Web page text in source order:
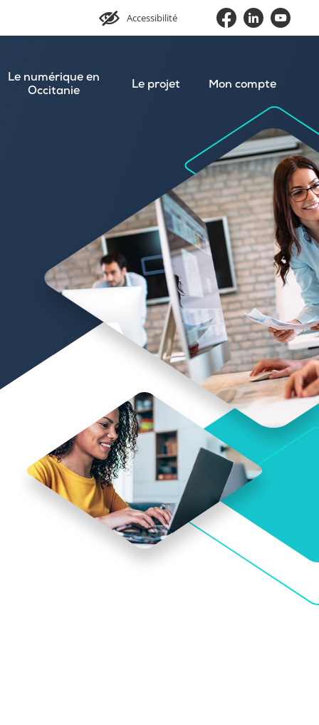
Accessibilité
Le numérique en
Occitanie
Le projet Mon compte